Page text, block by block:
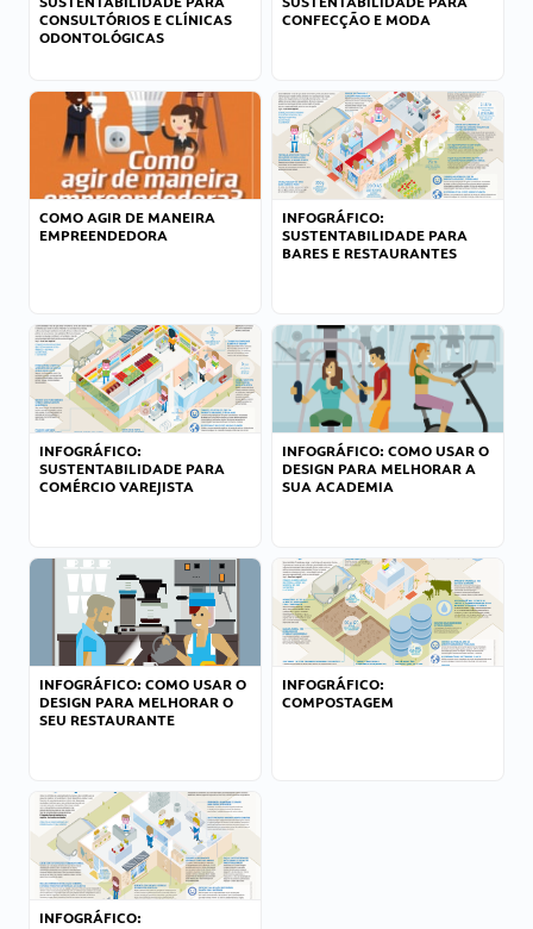
CONSULTÓRIOS E CLÍNICAS
ODONTOLÓGICAS
CONFECÇÃO E MODA
COMO AGIR DE MANEIRA
EMPREENDEDORA
INFOGRÁFICO:
SUSTENTABILIDADE PARA
BARES E RESTAURANTES
INFOGRÁFICO:
SUSTENTABILIDADE PARA
COMÉRCIO VAREJISTA
INFOGRÁFICO: COMO USAR O
DESIGN PARA MELHORAR A
SUA ACADEMIA
INFOGRÁFICO: COMO USAR O
DESIGN PARA MELHORAR O
SEU RESTAURANTE
INFOGRÁFICO:
COMPOSTAGEM
INFOGRÁFICO: